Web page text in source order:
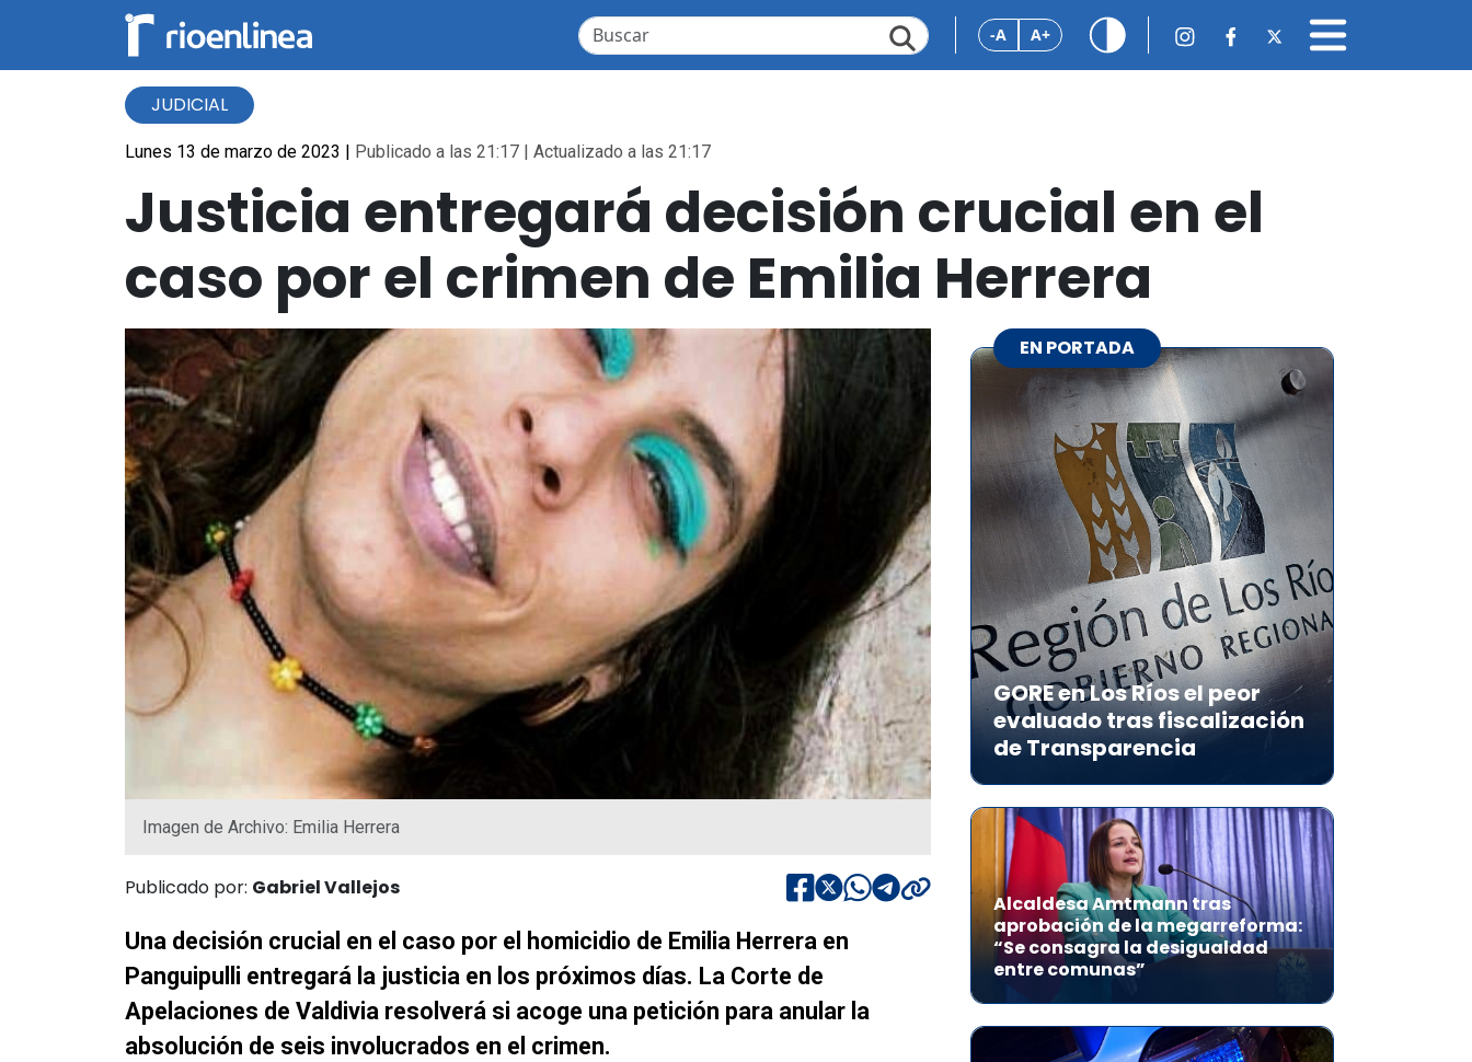
-A A+
JUDICIAL
Lunes 13 de marzo de 2023 | Publicado a las 21:17 | Actualizado a las 21:17
Justicia entregará decisión crucial en el
caso por el crimen de Emilia Herrera
Imagen de Archivo: Emilia Herrera
Publicado por: Gabriel Vallejos
Una decisión crucial en el caso por el homicidio de Emilia Herrera en
Panguipulli entregará la justicia en los próximos días. La Corte de
Apelaciones de Valdivia resolverá si acoge una petición para anular la
absolución de seis involucrados en el crimen.
EN PORTADA
GORE en Los Ríos el peor
evaluado tras fiscalización
de Transparencia
Alcaldesa Amtmann tras
aprobación de la megarreforma:
“Se consagra la desigualdad
entre comunas”